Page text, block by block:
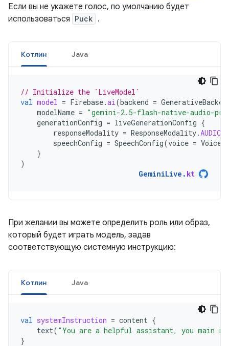
Если вы не укажете голос, по умолчанию будет
использоваться Puck .
Котлин Java
// Initialize the `LiveModel`
val model = Firebase.ai(backend =
modelName = "gemini-2.5-flash-native-audio-
generationConfig = liveGenerationConfig {
responseModality = ResponseModality.AUDIO
speechConfig = SpeechConfig(voice = Voice
}
)
GeminiLive . kt
При желании вы можете определить роль или образ,
который будет играть модель, задав
соответствующую системную инструкцию:
Котлин Java
val systemInstruction = content {
text( "You are a helpful assistant, you
}